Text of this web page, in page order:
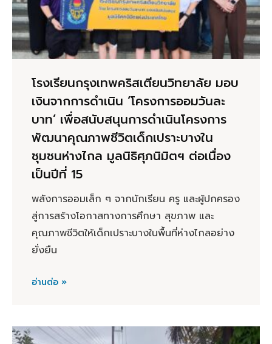
โรงเรียนกรุงเทพคริสเตียนวิทยาลัย มอบ
เงินจากการดำเนิน ‘โครงการออมวันละ
บาท’ เพื่อสนับสนุนการดำเนินโครงการ
พัฒนาคุณภาพชีวิตเด็กเปราะบางใน
ชุมชนห่างไกล มูลนิธิศุภนิมิตฯ ต่อเนื่อง
เป็นปีที่ 15
พลังการออมเล็ก ๆ จากนักเรียน ครู และผู้ปกครอง
สู่การสร้างโอกาสทางการศึกษา สุขภาพ และ
คุณภาพชีวิตให้เด็กเปราะบางในพื้นที่ห่างไกลอย่าง
ยั่งยืน
อ่านต่อ »